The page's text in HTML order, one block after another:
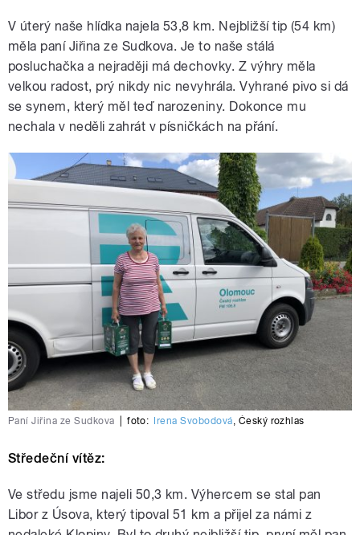
V úterý naše hlídka najela 53,8 km. Nejbližší tip (54 km)
měla paní Jiřina ze Sudkova. Je to naše stálá
posluchačka a nejraději má dechovky. Z výhry měla
velkou radost, prý nikdy nic nevyhrála. Vyhrané pivo si dá
se synem, který měl teď narozeniny. Dokonce mu
nechala v neděli zahrát v písničkách na přání.
Paní Jiřina ze Sudkova foto: Irena Svobodová, Český rozhlas
Středeční vítěz:
Ve středu jsme najeli 50,3 km. Výhercem se stal pan
Libor z Úsova, který tipoval 51 km a přijel za námi z